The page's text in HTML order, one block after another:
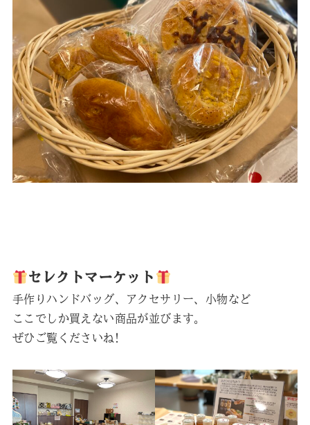
セレクトマーケット
手作りハンドバッグ、アクセサリー、小物など
ここでしか買えない商品が並びます。
ぜひご覧くださいね!